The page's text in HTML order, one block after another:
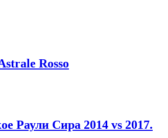
Rosso
Раули Сира 2014 vs 2017.